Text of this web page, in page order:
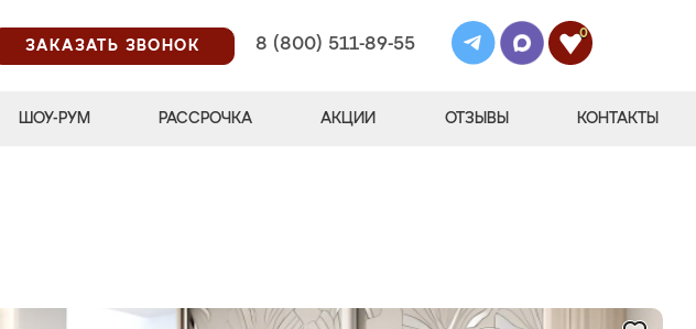
ЗАКАЗАТЬ ЗВОНОК
8 (800) 511-89-55
0
ШОУ-РУМ РАССРОЧКА АКЦИИ ОТЗЫВЫ КОНТАКТЫ